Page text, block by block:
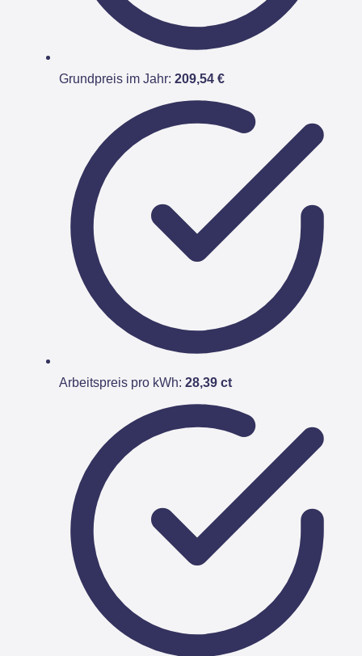
Grundpreis im Jahr: 209,54 €
Arbeitspreis pro kWh: 28,39 ct